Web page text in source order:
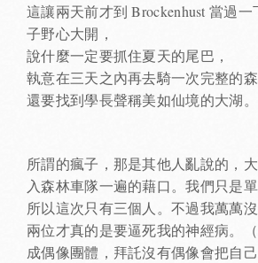
這讓兩天前才到 Brockenhust 當過
子野心大開，
說什麼一定要抓住夏天的尾巴，
執意在三天之內再去騎一次完整的森
還要找到學長聲稱美如仙境的大湖。
所謂的瘋子，那是其他人亂說的，
入森林車隊一遍的藉口。我們只是
所以這次只有三個人。不過我萬萬
兩位才真的是要逼死我的神經病。
成偶像團體，拜託沒有偶像會把自